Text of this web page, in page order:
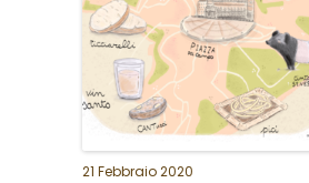
21 Febbraio 2020